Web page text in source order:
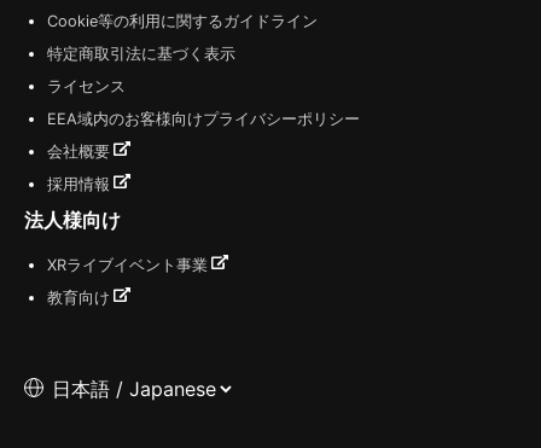
Cookie等の利用に関するガイドライン
特定商取引法に基づく表示
ライセンス
EEA域内のお客様向けプライバシーポリシー
会社概要
採用情報
法人様向け
XRライブイベント事業
教育向け